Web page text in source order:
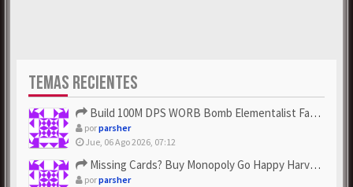
TEMAS RECIENTES
Build 100M DPS WORB Bomb Elementalist Fast - Grab POE Curren...
porparsher
Jue, 06 Ago 2026, 07:12
Missing Cards? Buy Monopoly Go Happy Harvest with Looney Tun...
porparsher